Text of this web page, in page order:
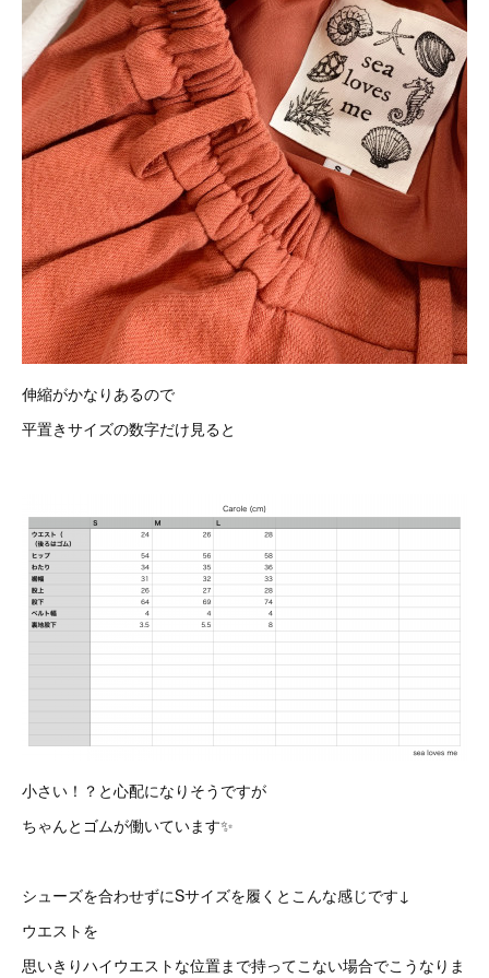
伸縮がかなりあるので
平置きサイズの数字だけ見ると
小さい！？と心配になりそうですが
ちゃんとゴムが働いています✨
シューズを合わせずにSサイズを履くとこんな感じです↓
ウエストを
思いきりハイウエストな位置まで持ってこない場合でこうなりま